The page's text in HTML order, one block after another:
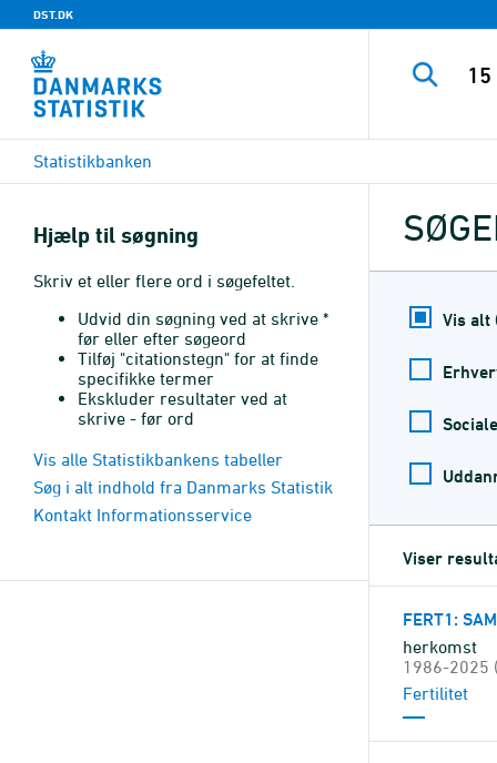
DST.DK
Statistikbanken
Vis alt
Viser
FERT1 :
herkomst
1986-2025
Fertilitet
Hjælp til søgning
Skriv et eller flere ord i søgefeltet.
Udvid din søgning ved at skrive *
før eller efter søgeord
Tilføj "citationstegn" for at finde
specifikke termer
Ekskluder resultater ved at
skrive - før ord
Vis alle Statistikbankens tabeller
Søg i alt indhold fra Danmarks Statistik
Kontakt Informationsservice